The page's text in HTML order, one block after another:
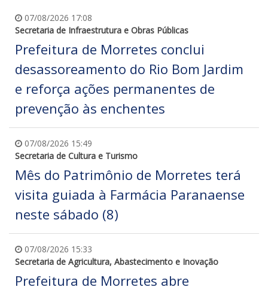
07/08/2026 17:08
Secretaria de Infraestrutura e Obras Públicas
Prefeitura de Morretes conclui
desassoreamento do Rio Bom Jardim
e reforça ações permanentes de
prevenção às enchentes
07/08/2026 15:49
Secretaria de Cultura e Turismo
Mês do Patrimônio de Morretes terá
visita guiada à Farmácia Paranaense
neste sábado (8)
07/08/2026 15:33
Secretaria de Agricultura, Abastecimento e Inovação
Prefeitura de Morretes abre